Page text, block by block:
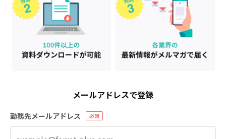
メールアドレスで登録
勤務先メールアドレス